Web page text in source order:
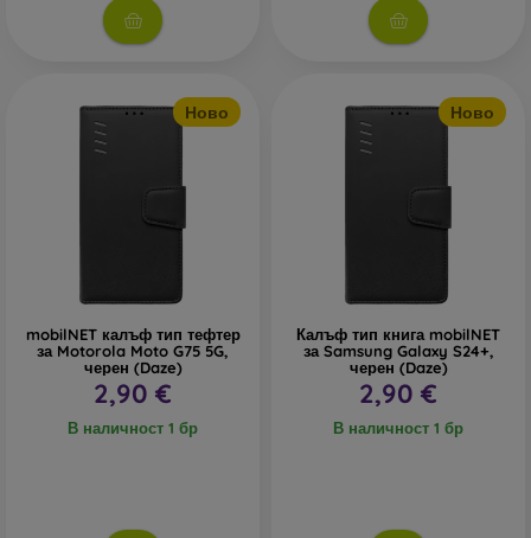
Ново
mobilNET калъф тип тефтер
за Motorola Moto G75 5G,
черен (Daze)
2,90 €
В наличност 1 бр
Ново
Калъф тип книга mobilNET
за Samsung Galaxy S24+,
черен (Daze)
2,90 €
В наличност 1 бр